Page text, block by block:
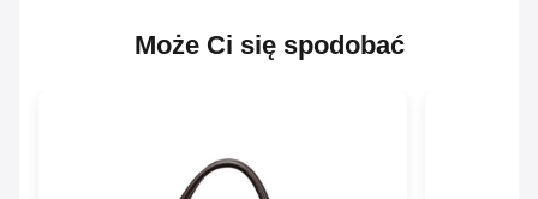
Może Ci się spodobać